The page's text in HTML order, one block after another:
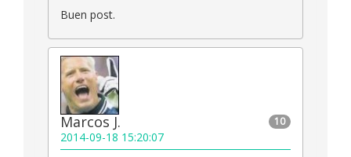
Buen post.
10
Marcos J.
2014-09-18 15:20:07